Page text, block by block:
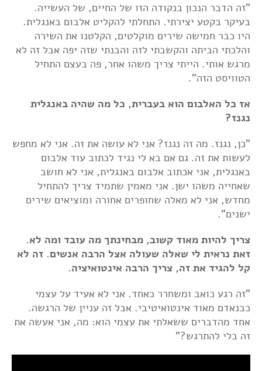
"זה הדבר הנכון בנקודה הזו של החיים, של העשייה.
בעיקר בקטע יצירתי. התחלתי להקליט אלבום באנגלית.
היו כבר חמישה שירים מוקלטים, הקלטנו את השירה
והלכתי הביתה והקשבתי לזה והבנתי שזה יפה אבל זה לא
מרגש אותי. הייתי צריך משהו אחר, פה בעצם התחיל
הטוויסט הזה".
אז כל האלבום הוא בעברית, כל מה שהיה באנגלית
נגנז?
"כן, נגנז. מה זה נגנז? אני לא עושה את זה. אני לא מחפש
לעשות את זה. גם אם בא לי נגיד לכתוב עוד אלבום
באנגלית, אני אכתוב אלבום באנגלית, אני לא חושב
שאחייה משהו ישן. אני מאמין שתמיד צריך להתחיל
מחדש, אני לא מאלה שחופרים אחורה ומוציאים שירים
ישנים".
צריך להיות מאוד קשוב, מבחינתך מה עובד ומה לא.
זאת נראית לי שאלה שעולה אצל הרבה אנשים. זה לא
קל להגיד את זה, צריך הרבה אינטואיציה.
"זה רגע כואב ומשחרר כאחד. אני לא אעיד על עצמי
כבנאדם מאוד אינטואיטיבי. אבל זה עניין של הרגשה.
אחד מהדברים ששאלתי את עצמי הוא: מה, אני אעשה את
זה בלי להתרגש?"